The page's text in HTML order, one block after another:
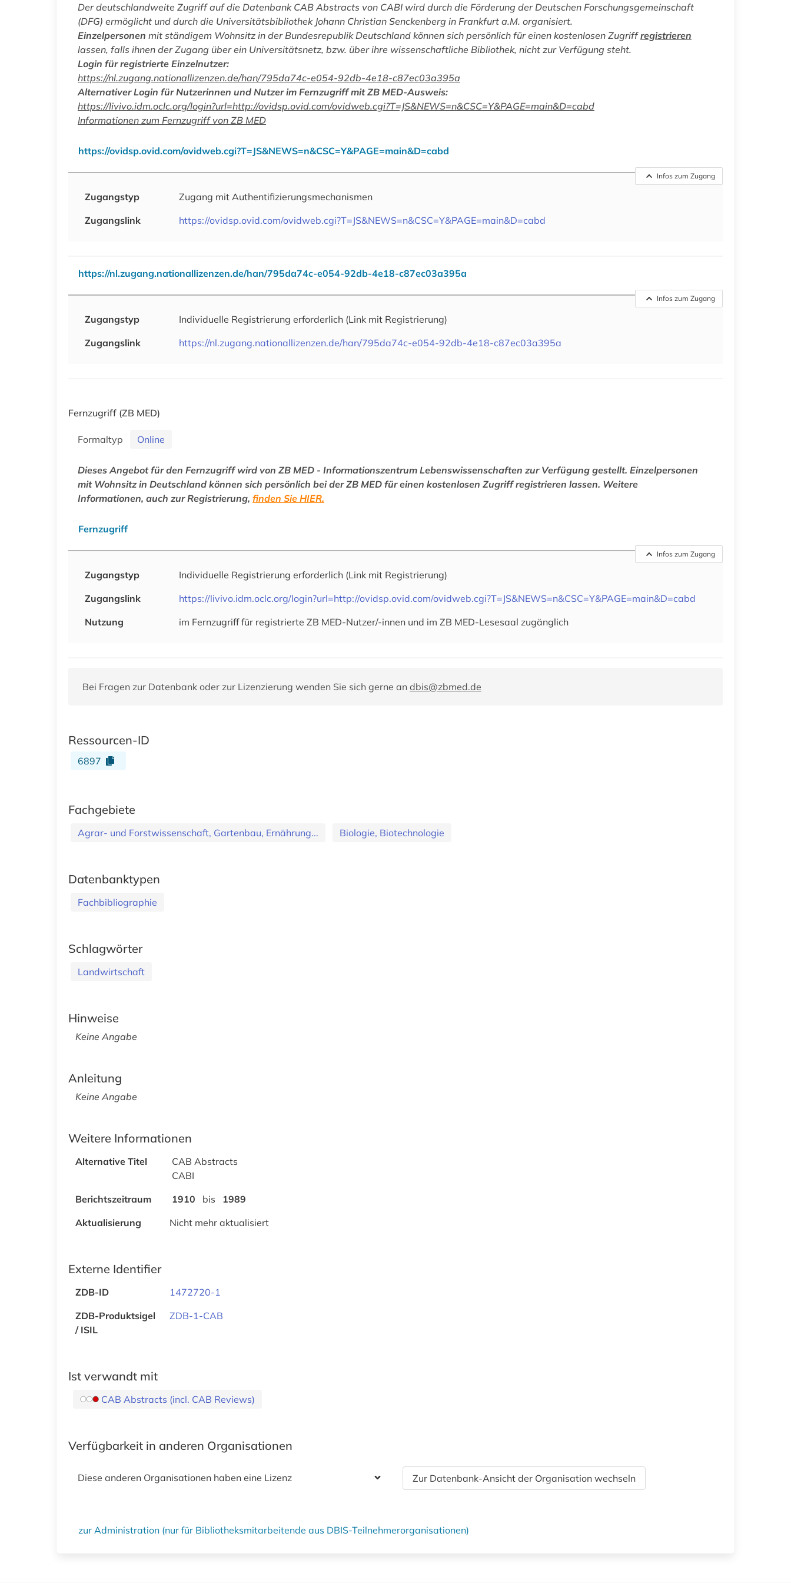
Der deutschlandweite Zugriff auf die Datenbank CAB Abstracts von CABI wird durch die Förderung der Deutschen Forschungsgemeinschaft
(DFG) ermöglicht und durch die Universitätsbibliothek Johann Christian Senckenberg in Frankfurt a.M. organisiert.
Einzelpersonen mit ständigem Wohnsitz in der Bundesrepublik Deutschland können sich persönlich für einen kostenlosen Zugriffregistrieren
lassen, falls ihnen der Zugang über ein Universitätsnetz, bzw. über ihre wissenschaftliche Bibliothek, nicht zur Verfügung steht.
Login für registrierte Einzelnutzer:
https://nl.zugang.nationallizenzen.de/han/795da74c-e054-92db-4e18-c87ec03a395a
Alternativer Login für Nutzerinnen und Nutzer im Fernzugriff mit ZB MED-Ausweis:
https://livivo.idm.oclc.org/login?url=http://ovidsp.ovid.com/ovidweb.cgi?T=JS&NEWS=n&CSC=Y&PAGE=main&D=cabd
Informationen zum Fernzugriff von ZB MED
https://ovidsp.ovid.com/ovidweb.cgi?T=JS&NEWS=n&CSC=Y&PAGE=main&D=cabd
Infos zum Zugang
Zugangstyp
Zugang mit Authentifizierungsmechanismen
Zugangslink
https://ovidsp.ovid.com/ovidweb.cgi?T=JS&NEWS=n&CSC=Y&PAGE=main&D=cabd
https://nl.zugang.nationallizenzen.de/han/795da74c-e054-92db-4e18-c87ec03a395a
Infos zum Zugang
Zugangstyp Individuelle Registrierung erforderlich (Link mit Registrierung)
Zugangslink
https://nl.zugang.nationallizenzen.de/han/795da74c-e054-92db-4e18-c87ec03a395a
Fernzugriff (ZB MED)
Formaltyp Online
Dieses Angebot für den Fernzugriff wird von ZB MED - Informationszentrum Lebenswissenschaften zur Verfügung gestellt. Einzelpersonen
mit Wohnsitz in Deutschland können sich persönlich bei der ZB MED für einen kostenlosen Zugriff registrieren lassen. Weitere
Informationen, auch zur Registrierung, finden Sie HIER.
Fernzugriff
Infos zum Zugang
Zugangstyp Individuelle Registrierung erforderlich (Link mit Registrierung)
Zugangslink
https://livivo.idm.oclc.org/login?url=http://ovidsp.ovid.com/ovidweb.cgi?T=JS&NEWS=n&CSC=Y&PAGE=main&D=cabd
Nutzung
im Fernzugriff für registrierte ZB MED-Nutzer/-innen und im ZB MED-Lesesaal zugänglich
Bei Fragen zur Datenbank oder zur Lizenzierung wenden Sie sich gerne an dbis@zbmed.de
Ressourcen-ID
6897
Fachgebiete
Agrar- und Forstwissenschaft, Gartenbau, Ernährung... Biologie, Biotechnologie
Datenbanktypen
Fachbibliographie
Schlagwörter
Landwirtschaft
Hinweise
Keine Angabe
Anleitung
Keine Angabe
Weitere Informationen
Alternative Titel
CAB Abstracts
CABI
Berichtszeitraum
1910 bis
1989
Aktualisierung
Nicht mehr aktualisiert
Externe Identifier
ZDB-ID
1472720-1
ZDB-Produktsigel
/ ISIL
ZDB-1-CAB
Ist verwandt mit
CAB Abstracts (incl. CAB Reviews)
Verfügbarkeit in anderen Organisationen
Diese anderen Organisationen haben eine Lizenz Zur Datenbank-Ansicht der Organisation wechseln
zur Administration (nur für Bibliotheksmitarbeitende aus DBIS-Teilnehmerorganisationen)